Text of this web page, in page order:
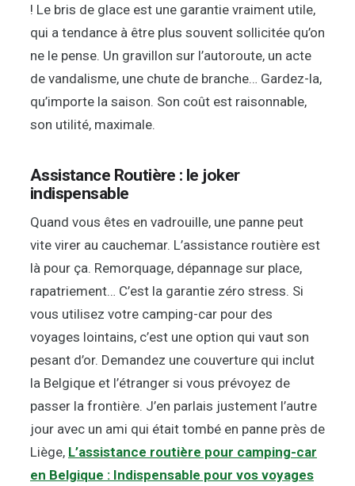
! Le bris de glace est une garantie vraiment utile,
qui a tendance à être plus souvent sollicitée qu’on
ne le pense. Un gravillon sur l’autoroute, un acte
de vandalisme, une chute de branche… Gardez-la,
qu’importe la saison. Son coût est raisonnable,
son utilité, maximale.
Assistance Routière : le joker
indispensable
Quand vous êtes en vadrouille, une panne peut
vite virer au cauchemar. L’assistance routière est
là pour ça. Remorquage, dépannage sur place,
rapatriement… C’est la garantie zéro stress. Si
vous utilisez votre camping-car pour des
voyages lointains, c’est une option qui vaut son
pesant d’or. Demandez une couverture qui inclut
la Belgique et l’étranger si vous prévoyez de
passer la frontière. J’en parlais justement l’autre
jour avec un ami qui était tombé en panne près de
Liège, L’assistance routière pour camping-car
en Belgique : Indispensable pour vos voyages